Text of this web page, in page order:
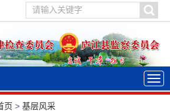
页 > 基层风采